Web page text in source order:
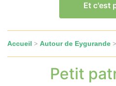
Et c'est
Accueil > Autour de Eygurande >
Petit